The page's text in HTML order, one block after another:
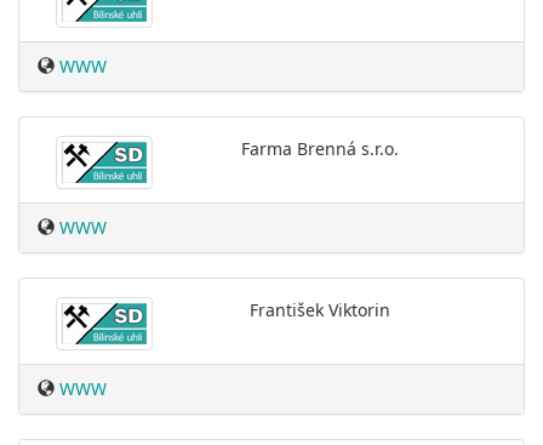
WWW
Farma Brenná s.r.o.
WWW
František Viktorin
WWW